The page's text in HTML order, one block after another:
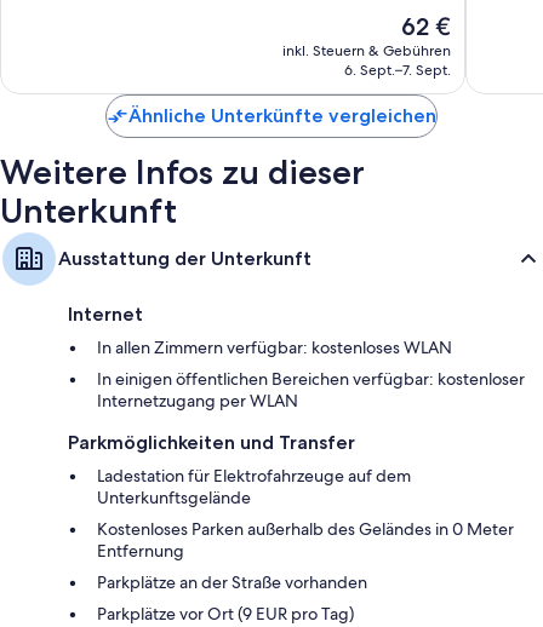
Der
Preis
beträgt
62 €
inkl. Steuern & Gebühren
6. Sept.–7. Sept.
Ähnliche Unterkünfte vergleichen
Weitere Infos zu dieser
Unterkunft
Ausstattung der Unterkunft
Internet
In allen Zimmern verfügbar: kostenloses WLAN
In einigen öffentlichen Bereichen verfügbar: kostenloser
Internetzugang per WLAN
Parkmöglichkeiten und Transfer
Ladestation für Elektrofahrzeuge auf dem
Unterkunftsgelände
Kostenloses Parken außerhalb des Geländes in 0 Meter
Entfernung
Parkplätze an der Straße vorhanden
Parkplätze vor Ort (9 EUR pro Tag)